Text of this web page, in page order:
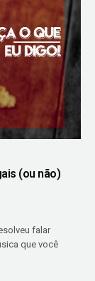
(ou não)
falar
que você